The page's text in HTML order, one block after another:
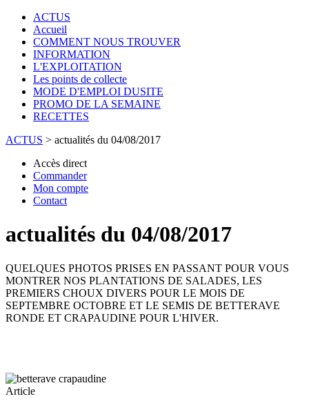
ACTUS
Accueil
COMMENT NOUS TROUVER
INFORMATION
L'EXPLOITATION
Les points de collecte
MODE D'EMPLOI DUSITE
PROMO DE LA SEMAINE
RECETTES
ACTUS > actualités du 04/08/2017
Accès direct
Commander
Mon compte
Contact
actualités du 04/08/2017
QUELQUES PHOTOS PRISES EN PASSANT POUR VOUS
MONTRER NOS PLANTATIONS DE SALADES, LES
PREMIERS CHOUX DIVERS POUR LE MOIS DE
SEPTEMBRE OCTOBRE ET LE SEMIS DE BETTERAVE
RONDE ET CRAPAUDINE POUR L'HIVER.
Article